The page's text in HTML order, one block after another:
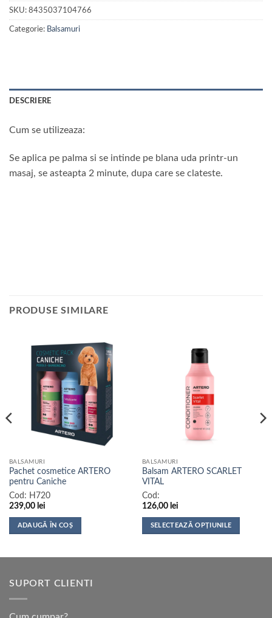
SKU: 8435037104766
Categorie: Balsamuri
DESCRIERE
Cum se utilizeaza:
Se aplica pe palma si se intinde pe blana uda printr-un
masaj, se asteapta 2 minute, dupa care se clateste.
PRODUSE SIMILARE
BALSAMURI
Pachet cosmetice ARTERO
pentru Caniche
Cod: H720
239,00 lei
ADAUGĂ ÎN COȘ
BALSAMURI
Balsam ARTERO SCARLET
VITAL
Cod:
126,00 lei
SELECTEAZĂ OPȚIUNILE
SUPORT CLIENTI